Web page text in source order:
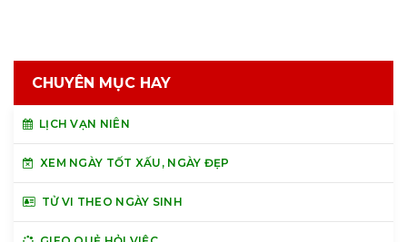
CHUYÊN MỤC HAY
LỊCH VẠN NIÊN
XEM NGÀY TỐT XẤU, NGÀY ĐẸP
TỬ VI THEO NGÀY SINH